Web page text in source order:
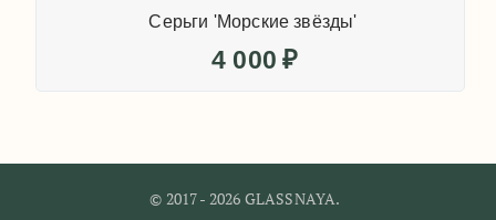
Серьги 'Морские звёзды'
4 000 ₽
© 2017 - 2026 GLASSNAYA.